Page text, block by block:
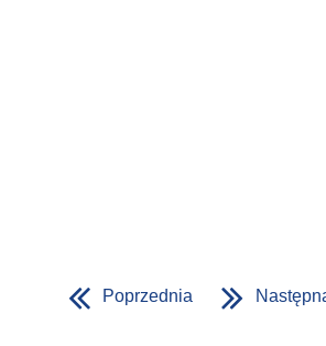
Poprzednia